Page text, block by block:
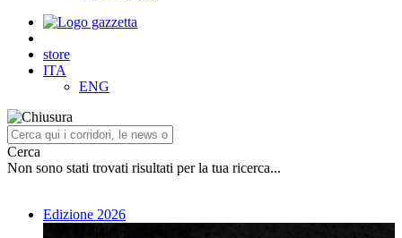
store
ITA
ENG
Cerca
Non sono stati trovati risultati per la tua ricerca...
Edizione 2026